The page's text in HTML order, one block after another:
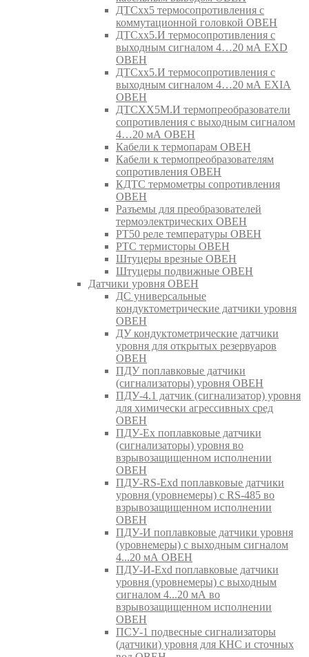
ДТСхх5 термосопротивления с
коммутационной головкой ОВЕН
ДТСхх5.И термосопротивления с
выходным сигналом 4…20 мА EXD
ОВЕН
ДТСхх5.И термосопротивления с
выходным сигналом 4…20 мА EXIA
ОВЕН
ДТСХХ5М.И термопреобразователи
сопротивления с выходным сигналом
4…20 мА ОВЕН
Кабели к термопарам ОВЕН
Кабели к термопреобразователям
сопротивления ОВЕН
КДТС термометры сопротивления
ОВЕН
Разъемы для преобразователей
термоэлектрических ОВЕН
РТ50 реле температуры ОВЕН
РТС термисторы ОВЕН
Штуцеры врезные ОВЕН
Штуцеры подвижные ОВЕН
Датчики уровня ОВЕН
ДС универсальные
кондуктометрические датчики уровня
ОВЕН
ДУ кондуктометрические датчики
уровня для открытых резервуаров
ОВЕН
ПДУ поплавковые датчики
(сигнализаторы) уровня ОВЕН
ПДУ-4.1 датчик (сигнализатор) уровня
для химически агрессивных сред
ОВЕН
ПДУ-Ex поплавковые датчики
(сигнализаторы) уровня во
взрывозащищенном исполнении
ОВЕН
ПДУ-RS-Exd поплавковые датчики
уровня (уровнемеры) с RS-485 во
взрывозащищенном исполнении
ОВЕН
ПДУ-И поплавковые датчики уровня
(уровнемеры) с выходным сигналом
4...20 мА ОВЕН
ПДУ-И-Exd поплавковые датчики
уровня (уровнемеры) с выходным
сигналом 4...20 мА во
взрывозащищенном исполнении
ОВЕН
ПСУ-1 подвесные сигнализаторы
(датчики) уровня для КНС и сточных